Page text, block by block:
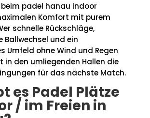
beim padel hanau indoor
Komfort mit purem
schnelle Rückschläge,
Ballwechsel und ein
Umfeld ohne Wind und Regen
in den umliegenden Hallen die
für das nächste Match.
es Padel Plätze
/ im Freien in